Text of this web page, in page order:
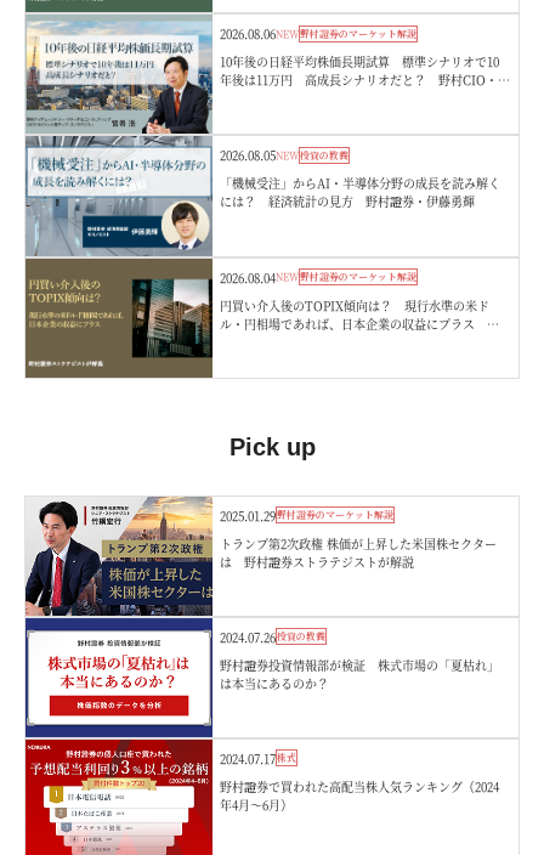
2026.08.06NEW野村證券のマーケット解説
10年後の日経平均株価長期試算 標準シナリオで10
年後は11万円 高成長シナリオだと？ 野村CIO・宮
2026.08.05NEW投資の教養
「機械受注」からAI・半導体分野の成長を読み解く
には？ 経済統計の見方 野村證券・伊藤勇輝
2026.08.04NEW野村證券のマーケット解説
円買い介入後のTOPIX傾向は？ 現行水準の米ド
ル・円相場であれば、日本企業の収益にプラス 野
Pick up
2025.01.29野村證券のマーケット解説
トランプ第2次政権 株価が上昇した米国株セクター
は 野村證券ストラテジストが解説
2024.07.26投資の教養
野村證券投資情報部が検証 株式市場の「夏枯れ」
は本当にあるのか？
2024.07.17株式
野村證券で買われた高配当株人気ランキング（2024
年4月～6月）